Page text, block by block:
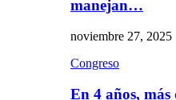
manejan…
noviembre 27, 2025
Congreso
En 4 años,